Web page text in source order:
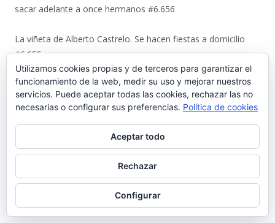
sacar adelante a once hermanos #6.656
La viñeta de Alberto Castrelo. Se hacen fiestas a domicilio
#6.655
Cuando «el Pavirri» llevaba a El Puerto en la garganta #6.654
Luis Suárez Ávila y Pepita Lena: una tertulia de 2004 sobre el
centro histórico que El Puerto estaba perdiendo #6.653
Urbaluz, cuando El Puerto se vistió la americana #6.652
Los últimos coletazos de una enseñanza basada en el miedo
#6.651
Utilizamos cookies propias y de terceros para garantizar el
funcionamiento de la web, medir su uso y mejorar nuestros
servicios. Puede aceptar todas las cookies, rechazar las no
necesarias o configurar sus preferencias. Política de cookies
Aceptar todo
Rechazar
Configurar